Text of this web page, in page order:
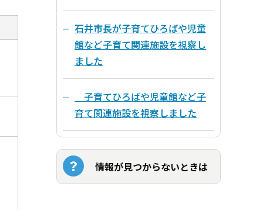
石井市長が子育てひろばや児童
館など子育て関連施設を視察し
ました
子育てひろばや児童館など子
育て関連施設を視察しました
情報が見つからないときは